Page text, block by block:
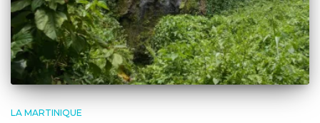
LA MARTINIQUE